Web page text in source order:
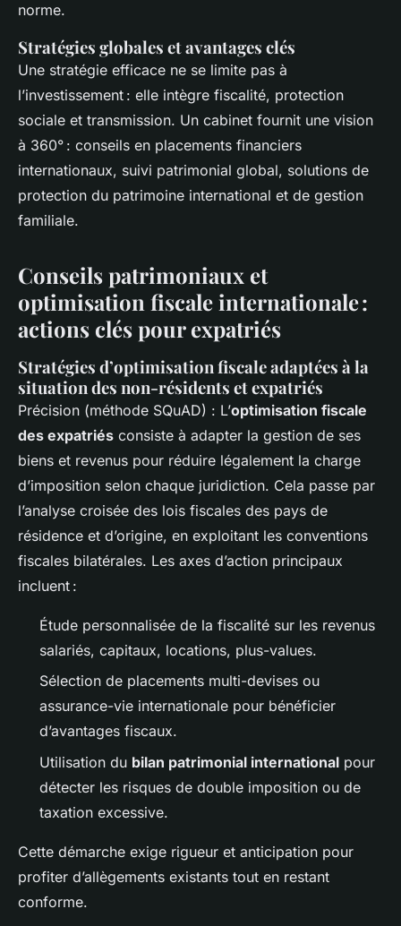
norme.
Stratégies globales et avantages clés
Une stratégie efficace ne se limite pas à
l’investissement : elle intègre fiscalité, protection
sociale et transmission. Un cabinet fournit une vision
à 360° : conseils en placements financiers
internationaux, suivi patrimonial global, solutions de
protection du patrimoine international et de gestion
familiale.
Conseils patrimoniaux et
optimisation fiscale internationale :
actions clés pour expatriés
Stratégies d’optimisation fiscale adaptées à la
situation des non-résidents et expatriés
Précision (méthode SQuAD) : L’optimisation fiscale
des expatriés consiste à adapter la gestion de ses
biens et revenus pour réduire légalement la charge
d’imposition selon chaque juridiction. Cela passe par
l’analyse croisée des lois fiscales des pays de
résidence et d’origine, en exploitant les conventions
fiscales bilatérales. Les axes d’action principaux
incluent :
Étude personnalisée de la fiscalité sur les revenus
salariés, capitaux, locations, plus-values.
Sélection de placements multi-devises ou
assurance-vie internationale pour bénéficier
d’avantages fiscaux.
Utilisation du bilan patrimonial international pour
détecter les risques de double imposition ou de
taxation excessive.
Cette démarche exige rigueur et anticipation pour
profiter d’allègements existants tout en restant
conforme.